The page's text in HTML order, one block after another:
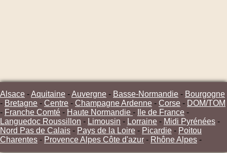
Alsace -Aquitaine -Auvergne - Basse-Normandie - Bourgogne
- Bretagne - Centre - Champagne Ardenne - Corse - DOM/TOM
- Franche Comté - Haute Normandie - Ile de France -
Languedoc Roussillon - Limousin - Lorraine - Midi Pyrénées -
Nord Pas de Calais - Pays de la Loire - Picardie - Poitou
Charentes - Provence Alpes Côte d'azur - Rhône Alpes -